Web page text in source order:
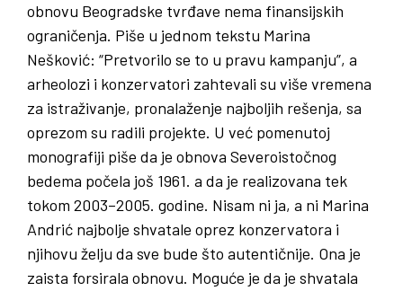
obnovu Beogradske tvrđave nema finansijskih
ograničenja. Piše u jednom tekstu Marina
Nešković: “Pretvorilo se to u pravu kampanju”, a
arheolozi i konzervatori zahtevali su više vremena
za istraživanje, pronalaženje najboljih rešenja, sa
oprezom su radili projekte. U već pomenutoj
monografiji piše da je obnova Severoistočnog
bedema počela još 1961. a da je realizovana tek
tokom 2003–2005. godine. Nisam ni ja, a ni Marina
Andrić najbolje shvatale oprez konzervatora i
njihovu želju da sve bude što autentičnije. Ona je
zaista forsirala obnovu. Moguće je da je shvatala